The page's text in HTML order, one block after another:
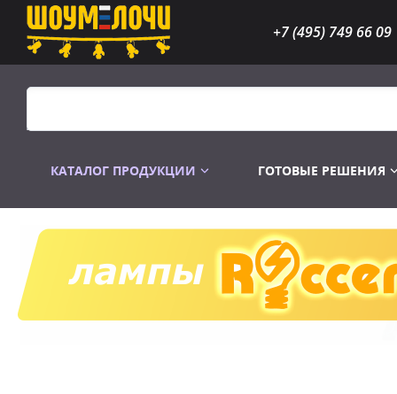
+7 (495) 749 66 09
КАТАЛОГ ПРОДУКЦИИ
Распродажа Лампы
ГОТОВЫЕ РЕШЕНИЯ